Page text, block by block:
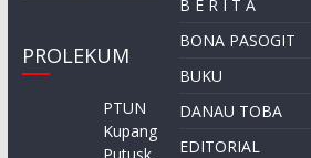
PROLEKUM
PTUN
Kupang
B E R I T A
BONA PASOGIT
BUKU
DANAU TOBA
EDITORIAL